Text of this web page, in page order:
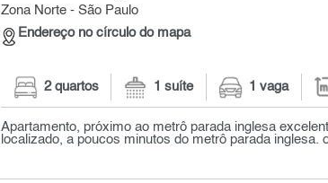
Zona Norte - São Paulo
Endereço no círculo do mapa
2 quartos 1 suíte 1 vaga
Apartamento, próximo ao metrô parada inglesa
localizado, a poucos minutos do metrô parada inglesa.